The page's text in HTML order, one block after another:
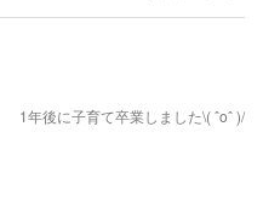
1年後に子育て卒業しました\( ˆoˆ )/